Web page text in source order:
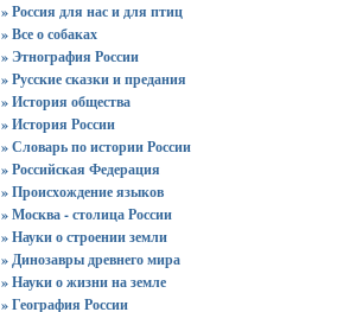
» Россия для нас и для птиц
» Все о собаках
» Этнография России
» Русские сказки и предания
» История общества
» История России
» Словарь по истории России
» Российская Федерация
» Происхождение языков
» Москва - столица России
» Науки о строении земли
» Динозавры древнего мира
» Науки о жизни на земле
» География России